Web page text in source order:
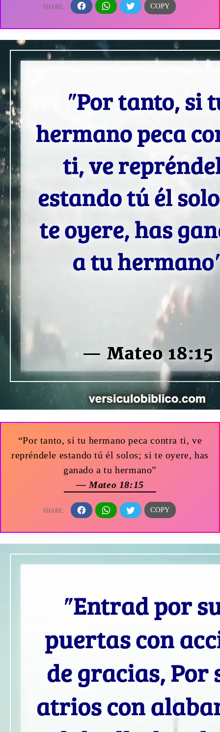
“Por tanto, si tu hermano peca contra ti, ve
repréndele estando tú él solos; si te oyere, has
ganado a tu hermano”
— Mateo 18:15